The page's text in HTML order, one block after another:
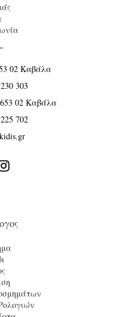
02 Καβάλα
303
02 Καβάλα
702